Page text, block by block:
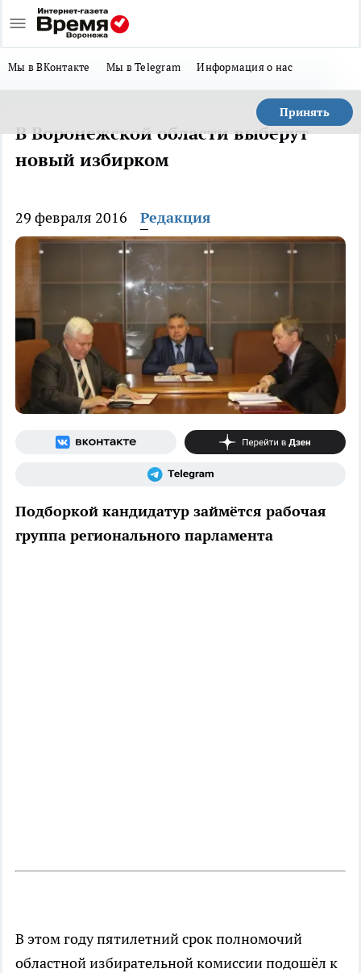
Мы в ВКонтакте Мы в Telegram Информация о нас
Принять
В Воронежской области выберут
новый избирком
29 февраля 2016 Редакция
Подборкой кандидатур займётся рабочая
группа регионального парламента
В этом году пятилетний срок полномочий
областной избирательной комиссии подошёл к